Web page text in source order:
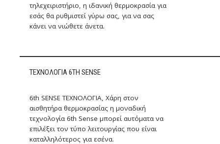
τηλεχειριστήριο, η ιδανική θερμοκρασία για
εσάς θα ρυθμιστεί γύρω σας, για να σας
κάνει να νιώθετε άνετα.
ΤΕΧΝΟΛΟΓΙΑ 6TH SENSE
6th SENSE ΤΕΧΝΟΛΟΓΙΑ, Χάρη στον
αισθητήρα θερμοκρασίας η μοναδική
τεχνολογία 6th Sense μπορεί αυτόματα να
επιλέξει τον τύπο λειτουργίας που είναι
καταλληλότερος για εσένα.